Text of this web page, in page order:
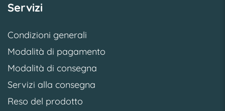
Servizi
Condizioni generali
Modalità di pagamento
Modalità di consegna
Servizi alla consegna
Reso del prodotto